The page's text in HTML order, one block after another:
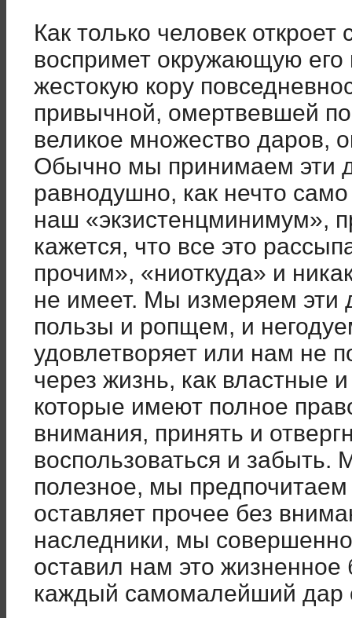
Как только человек откроет
воспримет окружающую его
жестокую кору
привычной, омертвевшей
великое множество даров,
Обычно мы принимаем эти
равнодушно, как нечто
наш «экзистенцминимум»,
кажется, что все это
прочим», «ниоткуда» и
не имеет. Мы измеряем
пользы и ропщем, и
удовлетворяет или нам не
через жизнь, как властные
которые имеют полное
внимания, принять и
воспользоваться и
полезное, мы
оставляет прочее без
наследники, мы
оставил нам это жизненное
каждый самомалейший дар